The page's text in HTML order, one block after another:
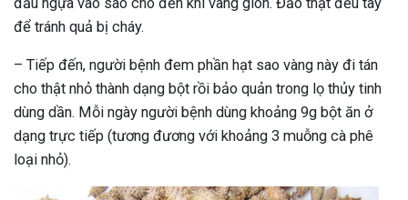
để tránh quả bị cháy.
– Tiếp đến, người bệnh đem phần hạt sao vàng này đi tán
cho thật nhỏ thành dạng bột rồi bảo quản trong lọ thủy tinh
dùng dần. Mỗi ngày người bệnh dùng khoảng 9g bột ăn ở
dạng trực tiếp (tương đương với khoảng 3 muỗng cà phê
loại nhỏ).